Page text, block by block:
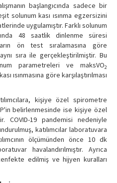
başlangıcında sadece bir
solunum kası ısınma egzersizini
uygulamıştır. Farklı solunum
48 saatlik dinlenme süresi
ön test sıralamasına göre
sıra ile gerçekleştirilmiştir. Bu
parametreleri ve maksVO2
ısınmasına göre karşılaştırılması
kişiye özel spirometre
belirlenmesinde ise kişiye özel
COVID-19 pandemisi nedeniyle
katılımcılar laboratuvara
ölçümünden önce 10 dk
havalandırılmıştır. Ayrıca
edilmiş ve hijyen kuralları